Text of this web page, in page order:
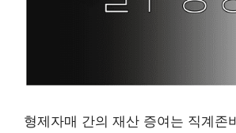
형제자매 간의 재산 증여는 직계존